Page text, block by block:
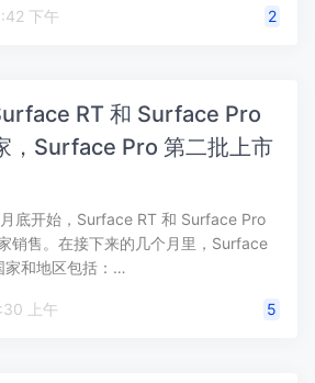
年 3 月 9 日, 5:42 下午 2
RT 和 Surface Pro
，Surface Pro 第二批上市
底开始，Surface RT 和 Surface Pro
销售。在接下来的几个月里，Surface
家和地区包括：…
年 3 月 1 日, 3:30 上午 5